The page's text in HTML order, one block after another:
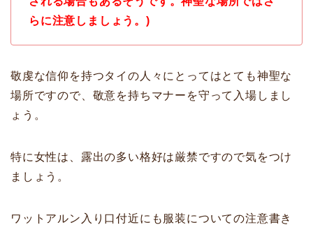
らに注意しましょう。)
敬虔な信仰を持つタイの人々にとってはとても神聖な
場所ですので、敬意を持ちマナーを守って入場しまし
ょう。
特に女性は、露出の多い格好は厳禁ですので気をつけ
ましょう。
ワットアルン入り口付近にも服装についての注意書き